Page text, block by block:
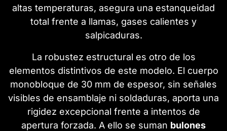
altas temperaturas, asegura una estanqueidad
total frente a llamas, gases calientes y
salpicaduras.
La robustez estructural es otro de los
elementos distintivos de este modelo. El cuerpo
monobloque de 30 mm de espesor, sin señales
visibles de ensamblaje ni soldaduras, aporta una
rigidez excepcional frente a intentos de
apertura forzada. A ello se suman bulones